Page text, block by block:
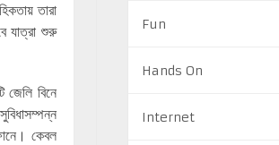
তারা
যাত্রা শুরু
জেলি বিনে
কেবল
Fun
Hands On
Internet